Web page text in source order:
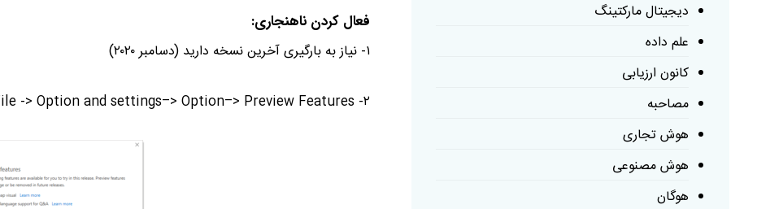
فعال کردن ناهنجاری:
۱- نیاز به بارگیری آخرین نسخه دارید (دسامبر ۲۰۲۰)
۲- File -> Option and settings–> Option–> Preview Features را انتخاب کنید.
دیجیتال مارکتینگ
علم داده
کانون ارزیابی
مصاحبه
هوش تجاری
هوش مصنوعی
هوگان